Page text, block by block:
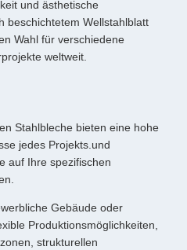
und ästhetische
beschichtetem Wellstahlblatt
Wahl für verschiedene
weltweit.
Stahlbleche bieten eine hohe
jedes Projekts.und
auf Ihre spezifischen
Gebäude oder
Produktionsmöglichkeiten,
strukturellen